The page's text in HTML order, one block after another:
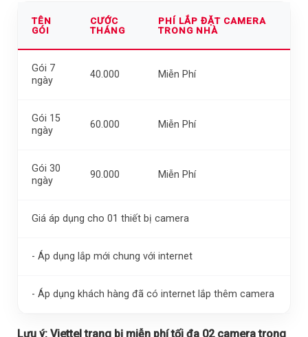
TÊN
GÓI
CƯỚC
THÁNG
PHÍ LẮP ĐẶT CAMERA
TRONG NHÀ
Gói 7
ngày
40.000 Miễn Phí
Gói 15
ngày
60.000 Miễn Phí
Gói 30
ngày
90.000 Miễn Phí
Giá áp dụng cho 01 thiết bị camera
- Áp dụng lắp mới chung với internet
- Áp dụng khách hàng đã có internet lắp thêm camera
Lưu ý: Viettel trang bị miễn phí tối đa 02 camera trong